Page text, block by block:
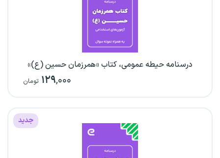
درسنامه حیطه عمومی، کتاب «همرزمان حسین (ع)»
۱۲۹,۰۰۰ تومان
جدید